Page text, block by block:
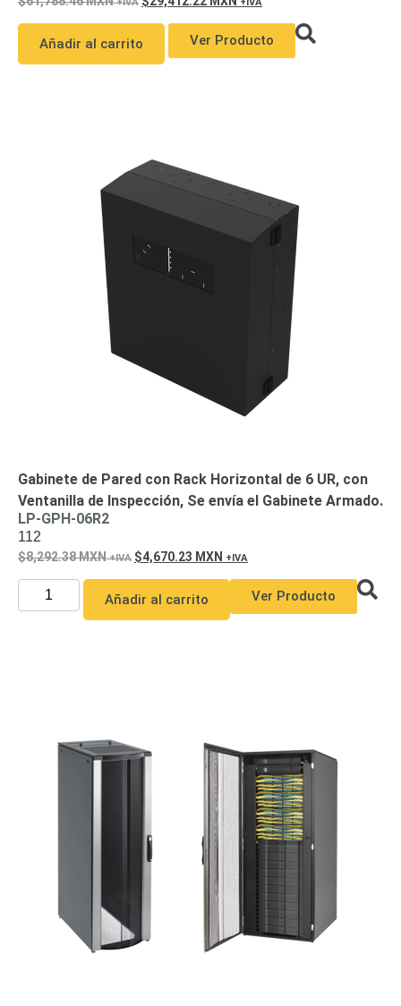
Añadir al carrito Ver Producto
Gabinete de Pared con Rack Horizontal de 6 UR, con
Ventanilla de Inspección, Se envía el Gabinete Armado.
LP-GPH-06R2
112
8,292.38MXN 4,670.23 MXN
Añadir al carrito Ver Producto